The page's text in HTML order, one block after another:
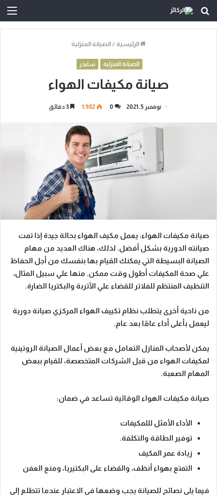
بحث
الرئيسية / الصيانة المنزلية
الصيانة المنزلية سليدر
صيانة مكيفات الهواء
نوفمبر 5, 2021 0 1٬982
صيانة مكيفات الهواء: يعمل مكيف الهواء بحالة جيدة إذا تمت
صيانته الدورية بشكل أفضل. لذلك، هناك العديد من مهام
الصيانة البسيطة التي يمكنك القيام بها بنفسك من أجل الحفاظ
علي صحة المكيفات أطول وقت ممكن. منها علي سبيل المثال،
التنظيف المنتظم للفلاتر للقضاء علي الأتربة والبكتريا الضارة.
من ناحية أخرى يتطلب نظام تكييف الهواء المركزي صيانة دورية
ليعمل بأعلى أداء عامًا بعد عام.
يمكن لأصحاب المنازل التعامل مع بعض أعمال الصيانة الروتينية
لمكيفات الهواء من قبل الشركات المتخصصة، للقيام ببعض
المهام الصعبة.
صيانة مكيفات الهواء الوقائية تساعد في ضمان:
الأداء الأمثل لللمكيفات
توفير الطاقة والتكلفة.
زيادة عمر المكيف
التمتع بهواء أنظف، والقضاء على البكتيريا، ومنع العفن
فيما يلي نصائح للصيانة يجب وضعها في الاعتبار عندما تتطلع إلى